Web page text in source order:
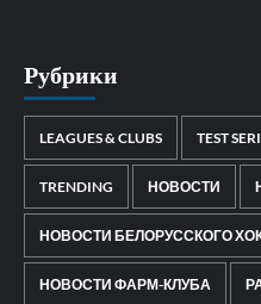
Рубрики
LEAGUES & CLUBS TEST
TRENDING НОВОСТИ
НОВОСТИ БЕЛОРУССКОГО
НОВОСТИ ФАРМ-КЛУБА